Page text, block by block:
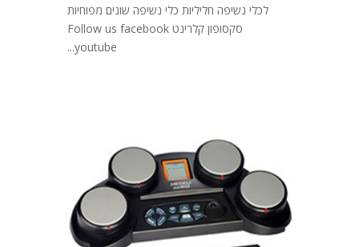
לכלי נשיפה חליליות כלי נשיפה שונים מפוחיות
סקסופון קלרינט Follow us facebook
youtube...